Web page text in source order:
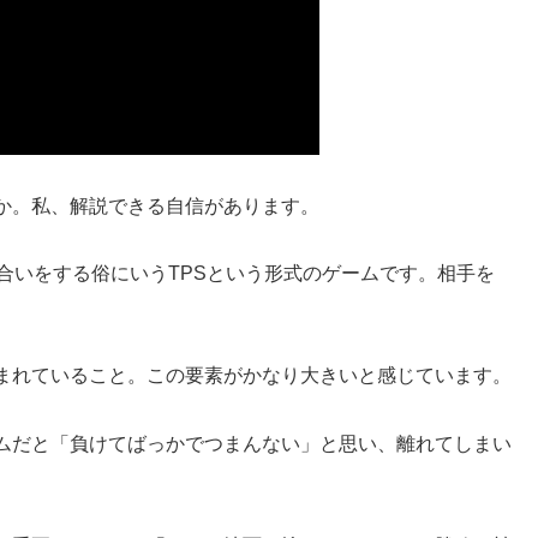
私、解説できる自信があります。
をする俗にいうTPSという形式のゲームです。相手を
れていること。この要素がかなり大きいと感じています。
と「負けてばっかでつまんない」と思い、離れてしまい